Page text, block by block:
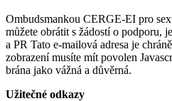
Ombudsmankou CERGE-EI pro
můžete obrátit s žádostí o podporu,
a PR Tato e-mailová adresa je
zobrazení musíte mít povolen
brána jako vážná a důvěrná.
Užitečné odkazy